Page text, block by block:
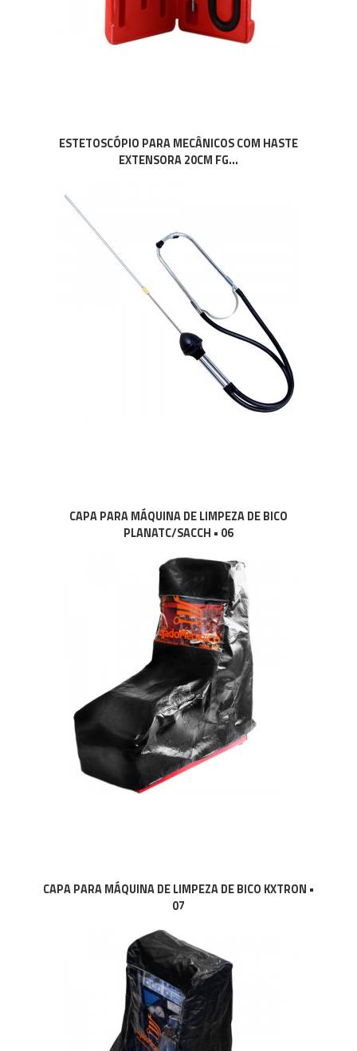
ESTETOSCÓPIO PARA MECÂNICOS COM HASTE
EXTENSORA 20CM FG...
CAPA PARA MÁQUINA DE LIMPEZA DE BICO
PLANATC/SACCH • 06
CAPA PARA MÁQUINA DE LIMPEZA DE BICO KXTRON •
07